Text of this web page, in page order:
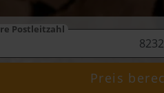
Postleitzahl
Preis